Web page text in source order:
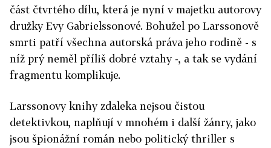
část čtvrtého dílu, která je nyní v majetku autorovy
družky Evy Gabrielssonové. Bohužel po Larssonově
smrti patří všechna autorská práva jeho rodině - s
níž prý neměl příliš dobré vztahy -, a tak se vydání
fragmentu komplikuje.
Larssonovy knihy zdaleka nejsou čistou
detektivkou, naplňují v mnohém i další žánry, jako
jsou špionážní román nebo politický thriller s